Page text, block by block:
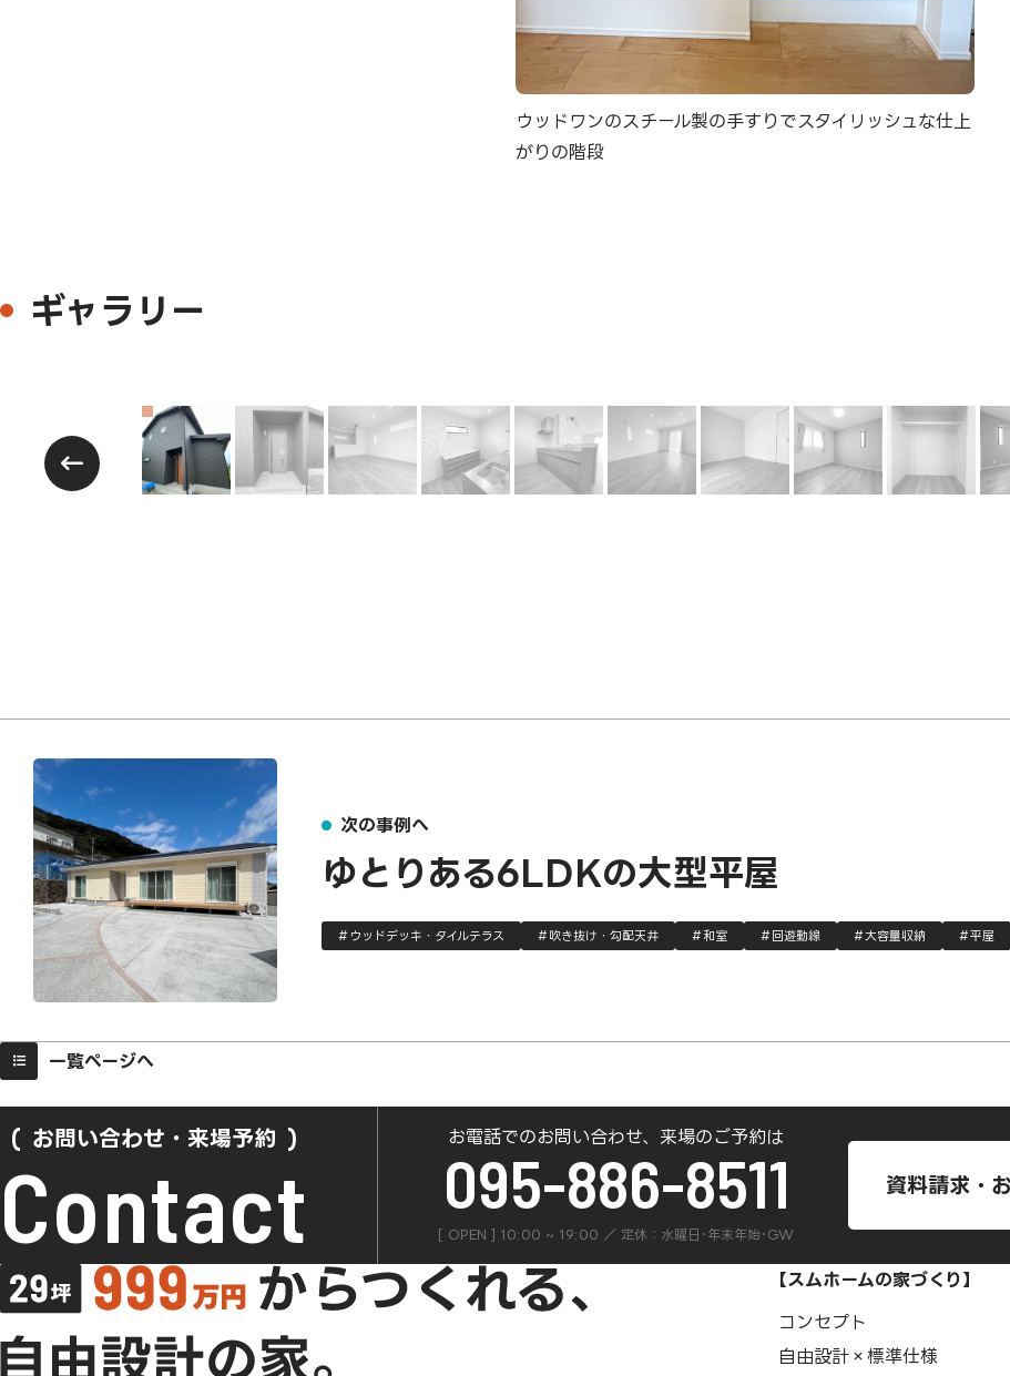
ウッドワンのスチール製の手すりでスタイリッシュな仕上
がりの階段
ギャラリー
次の事例へ
ゆとりある6LDKの大型平屋
ウッドデッキ・タイルテラス 吹き抜け・勾配天井 和室 回遊動線 大容量収納 平屋
一覧ページへ
お問い合わせ・来場予約
Contact
お電話でのお問い合わせ、来場のご予約は
095-886-8511
[ OPEN ] 10:00 ~ 19:00 ／ 定休：水曜日･年末年始･GW
資料請求・
【スムホームの家づくり】
コンセプト
自由設計×標準仕様